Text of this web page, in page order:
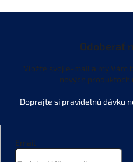
Odoberať
Vložte svoj e-mail a my Vám
nových produktoch
Email